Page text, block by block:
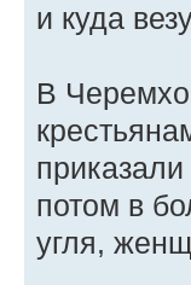
и куда
В
потом в
угля,